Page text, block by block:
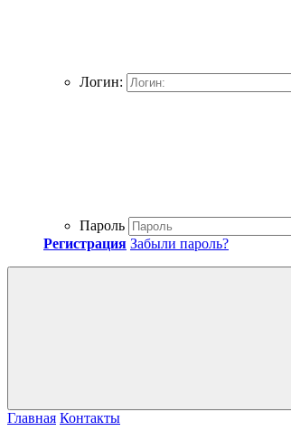
Логин:
Пароль
Регистрация Забыли пароль?
Главная Контакты